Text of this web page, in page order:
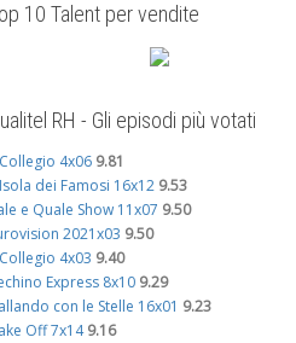
10 Talent per vendite
RH - Gli episodi più votati
4x06 9.81
dei Famosi 16x12 9.53
e Quale Show 11x07 9.50
2021x03 9.50
4x03 9.40
Express 8x10 9.29
con le Stelle 16x01 9.23
Off 7x14 9.16